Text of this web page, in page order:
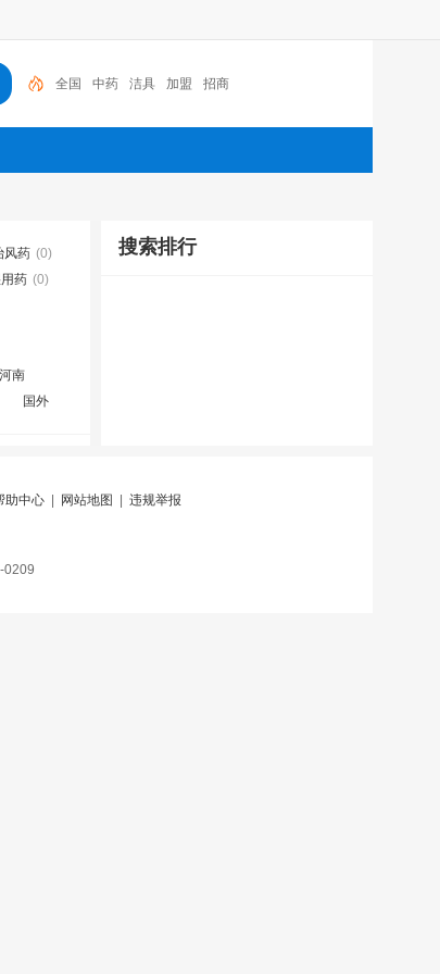
全国 中药 洁具 加盟 招商
风药 (0)
药 (0)
河南
国外
搜索排行
助中心| 网站地图 违规举报
0209